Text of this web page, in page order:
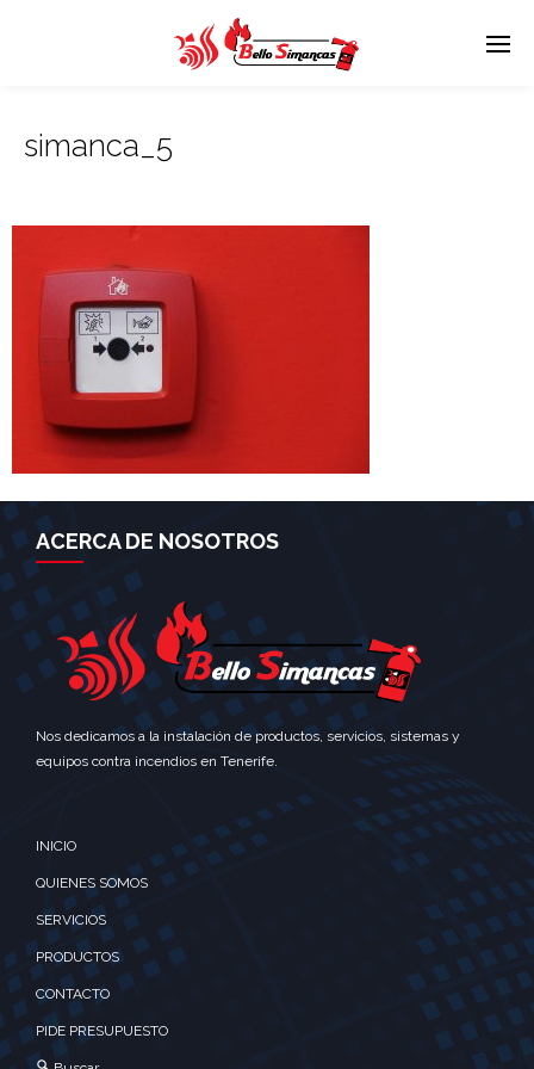
simanca_5
ACERCA DE NOSOTROS
Nos dedicamos a la instalación de productos, servicios, sistemas y
equipos contra incendios en Tenerife.
INICIO
QUIENES SOMOS
SERVICIOS
PRODUCTOS
CONTACTO
PIDE PRESUPUESTO